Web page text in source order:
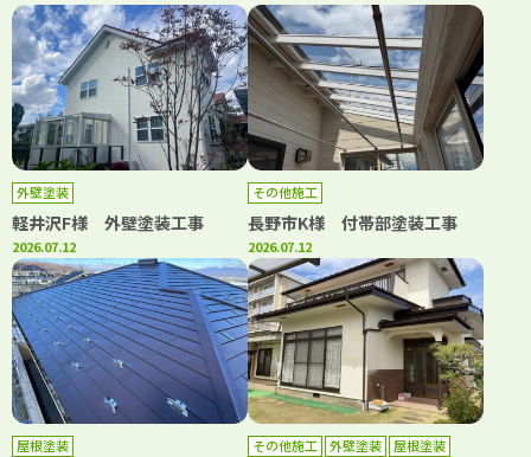
外壁塗装
軽井沢F様 外壁塗装工事
2026.07.12
その他施工
長野市K様 付帯部塗装工事
2026.07.12
屋根塗装 その他施工 外壁塗装 屋根塗装